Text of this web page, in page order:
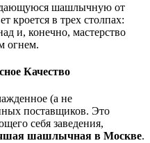
шашлычную от
кроется в трех столпах:
и, конечно, мастерство
огнем.
Качество
(а не
поставщиков. Это
себя заведения,
шашлычная в Москве.